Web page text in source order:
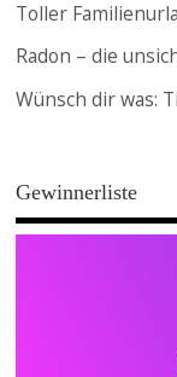
Toller
Radon – die
Wünsch dir was:
Gewinnerliste